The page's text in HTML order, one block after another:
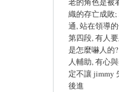
織的存亡成敗
通, 站在領導
第四段, 有人
是怎麼嚇人的
人輔助, 有心
定不讓 jimmy
後進